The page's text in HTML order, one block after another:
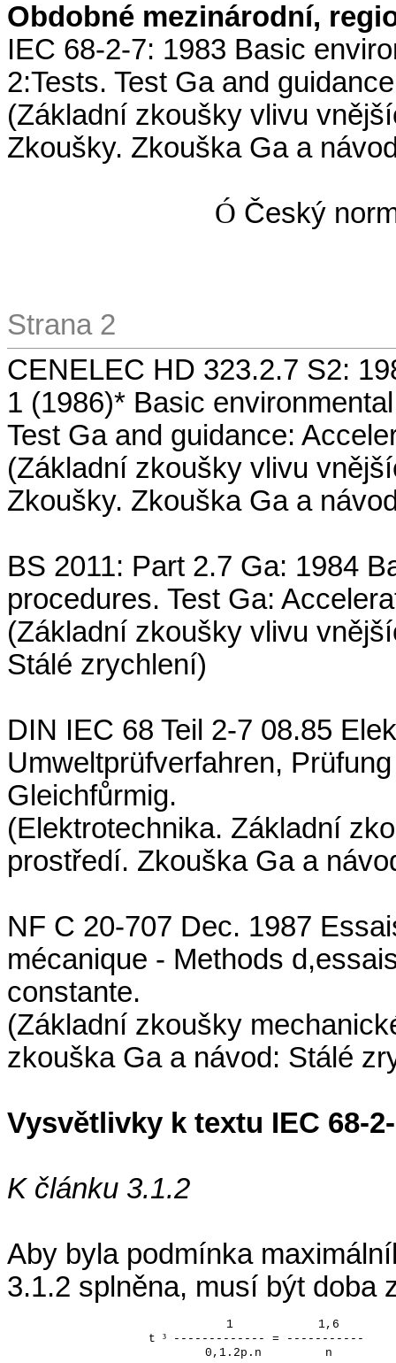
Obdobné mezinárodní,
IEC 68-2-7: 1983 Basic
2:Tests. Test Ga and
(Základní zkoušky vlivu
Zkoušky. Zkouška Ga a
Ó Český
Strana 2
CENELEC HD 323.2.7 S2:
1 (1986)* Basic
Test Ga and guidance:
(Základní zkoušky vlivu
Zkoušky. Zkouška Ga a
BS 2011: Part 2.7 Ga: 1984
procedures. Test Ga:
(Základní zkoušky vlivu
Stálé zrychlení)
DIN IEC 68 Teil 2-7 08.85
Umweltprüfverfahren,
Gleichfůrmig.
(Elektrotechnika. Základní
prostředí. Zkouška Ga a
NF C 20-707 Dec. 1987
mécanique - Methods
constante.
(Základní zkoušky
zkouška Ga a návod: Stálé
Vysvětlivky k textu IEC 68-
K článku 3.1.2
Aby byla podmínka
3.1.2 splněna, musí být doba
1
1,6
t ³ ------------- = -----------
0,1.2p.n
n